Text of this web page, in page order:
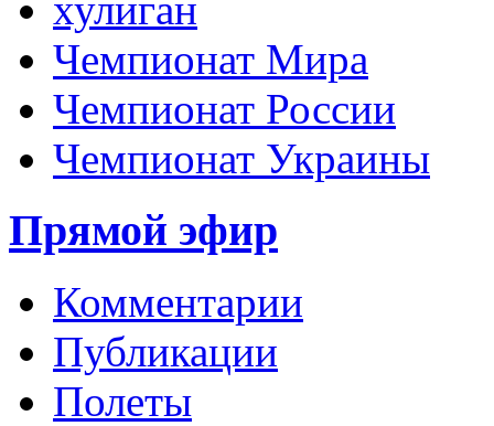
хулиган
Чемпионат Мира
Чемпионат России
Чемпионат Украины
Прямой эфир
Комментарии
Публикации
Полеты